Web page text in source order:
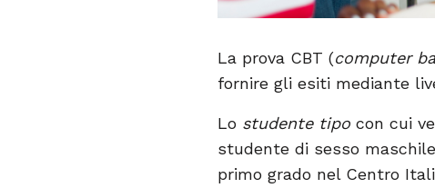
La prova CBT (computer
fornire gli esiti mediante
Lo studente tipo con cui
studente di sesso
primo grado nel Centro